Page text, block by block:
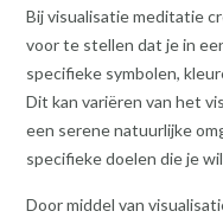
Bij visualisatie meditatie
voor te stellen dat je in
specifieke symbolen,
Dit kan variëren van het
een serene natuurlijke
specifieke doelen die je
Door middel van